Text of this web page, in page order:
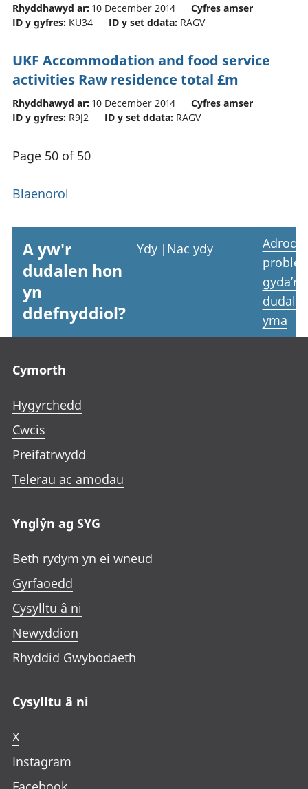
Rhyddhawyd ar: 10 December 2014
Cyfres amser
ID y gyfres: KU34 ID y set ddata: RAGV
UKF Accommodation and food service
activities Raw residence total £m
Rhyddhawyd ar: 10 December 2014
Cyfres amser
ID y gyfres: R9J2 ID y set ddata: RAGV
Page 50 of 50
Blaenorol
A yw'r
dudalen hon
yn
ddefnyddiol?
Ydy | Nac ydy
Adrodd
gyda’r
yma
Cymorth
Hygyrchedd
Cwcis
Preifatrwydd
Telerau ac amodau
Ynglŷn ag SYG
Beth rydym yn ei wneud
Gyrfaoedd
Cysylltu â ni
Newyddion
Rhyddid Gwybodaeth
Cysylltu â ni
X
Instagram